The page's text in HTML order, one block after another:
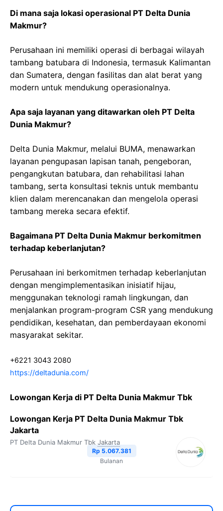
Di mana saja lokasi operasional PT Delta Dunia
Makmur?
Perusahaan ini memiliki operasi di berbagai wilayah
tambang batubara di Indonesia, termasuk Kalimantan
dan Sumatera, dengan fasilitas dan alat berat yang
modern untuk mendukung operasionalnya.
Apa saja layanan yang ditawarkan oleh PT Delta
Dunia Makmur?
Delta Dunia Makmur, melalui BUMA, menawarkan
layanan pengupasan lapisan tanah, pengeboran,
pengangkutan batubara, dan rehabilitasi lahan
tambang, serta konsultasi teknis untuk membantu
klien dalam merencanakan dan mengelola operasi
tambang mereka secara efektif.
Bagaimana PT Delta Dunia Makmur berkomitmen
terhadap keberlanjutan?
Perusahaan ini berkomitmen terhadap keberlanjutan
dengan mengimplementasikan inisiatif hijau,
menggunakan teknologi ramah lingkungan, dan
menjalankan program-program CSR yang mendukung
pendidikan, kesehatan, dan pemberdayaan ekonomi
masyarakat sekitar.
+6221 3043 2080
https://deltadunia.com/
Lowongan Kerja di PT Delta Dunia Makmur Tbk
Lowongan Kerja PT Delta Dunia Makmur Tbk
Jakarta
PT Delta Dunia Makmur Tbk Jakarta
Rp 5.067.381
Bulanan